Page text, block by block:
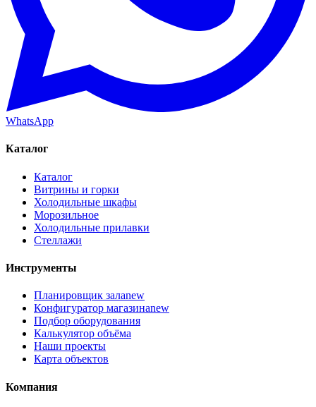
WhatsApp
Каталог
Каталог
Витрины и горки
Холодильные шкафы
Морозильное
Холодильные прилавки
Стеллажи
Инструменты
Планировщик залаnew
Конфигуратор магазинаnew
Подбор оборудования
Калькулятор объёма
Наши проекты
Карта объектов
Компания